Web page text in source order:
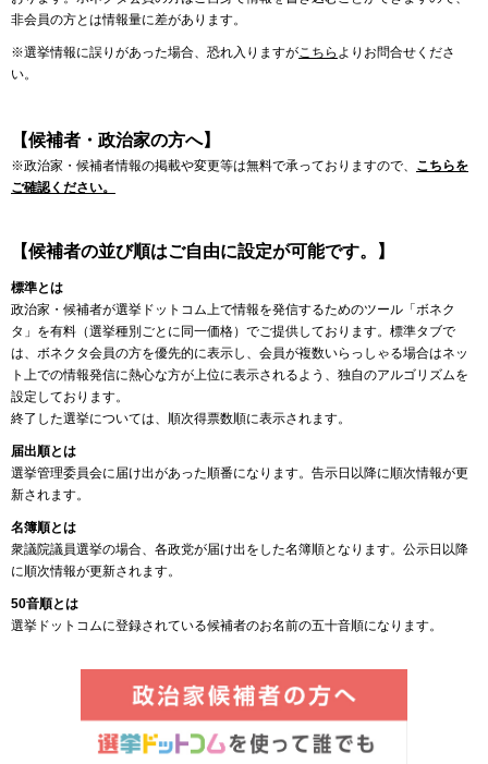
非会員の方とは情報量に差があります。
※選挙情報に誤りがあった場合、恐れ入りますがこちら よりお問合せくださ
い。
【候補者・政治家の方へ】
※政治家・候補者情報の掲載や変更等は無料で承っておりますので、 こちらを
ご確認ください。
【候補者の並び順はご自由に設定が可能です。】
標準とは
政治家・候補者が選挙ドットコム上で情報を発信するためのツール「ボネク
タ」を有料（選挙種別ごとに同一価格）でご提供しております。標準タブで
は、ボネクタ会員の方を優先的に表示し、会員が複数いらっしゃる場合はネッ
ト上での情報発信に熱心な方が上位に表示されるよう、独自のアルゴリズムを
設定しております。
終了した選挙については、順次得票数順に表示されます。
届出順とは
選挙管理委員会に届け出があった順番になります。告示日以降に順次情報が更
新されます。
名簿順とは
衆議院議員選挙の場合、各政党が届け出をした名簿順となります。公示日以降
に順次情報が更新されます。
50音順とは
選挙ドットコムに登録されている候補者のお名前の五十音順になります。